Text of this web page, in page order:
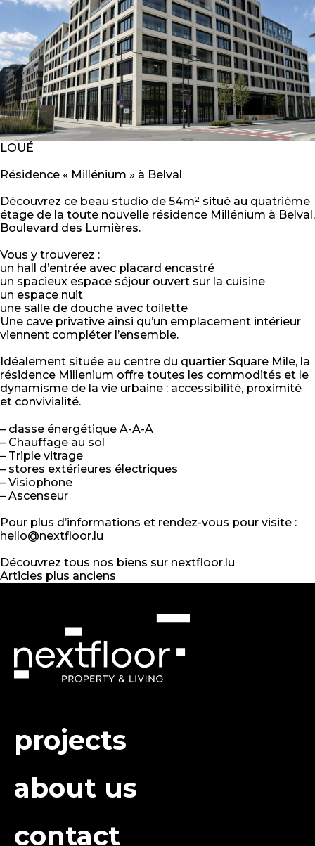
LOUÉ
Résidence « Millénium » à Belval
Découvrez ce beau studio de 54m² situé au quatrième
étage de la toute nouvelle résidence Millénium à Belval,
Boulevard des Lumières.
Vous y trouverez :
un hall d’entrée avec placard encastré
un spacieux espace séjour ouvert sur la cuisine
un espace nuit
une salle de douche avec toilette
Une cave privative ainsi qu’un emplacement intérieur
viennent compléter l’ensemble.
Idéalement située au centre du quartier Square Mile, la
résidence Millenium offre toutes les commodités et le
dynamisme de la vie urbaine : accessibilité, proximité
et convivialité.
– classe énergétique A-A-A
– Chauffage au sol
– Triple vitrage
– stores extérieures électriques
– Visiophone
– Ascenseur
Pour plus d’informations et rendez-vous pour visite :
hello@nextfloor.lu
Découvrez tous nos biens sur nextfloor.lu
Navigation
articles
Articles plus anciens
projects
about us
contact